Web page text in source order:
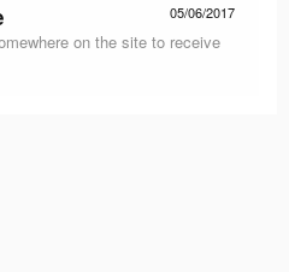
05/06/2017
on the site to receive